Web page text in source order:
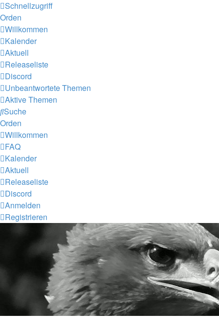
Schnellzugriff
Orden
Willkommen
Kalender
Aktuell
Releaseliste
Discord
Unbeantwortete Themen
Aktive Themen
Suche
Orden
Willkommen
FAQ
Kalender
Aktuell
Releaseliste
Discord
Anmelden
Registrieren